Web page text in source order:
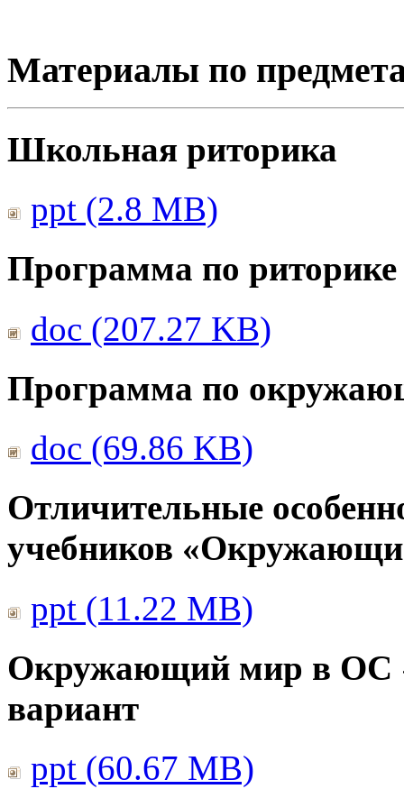
Материалы по
Школьная риторика
ppt (2.8 MB)
Программа по риторике
doc (207.27 KB)
Программа по
doc (69.86 KB)
Отличительные
учебников
ppt (11.22 MB)
Окружающий мир в ОС
вариант
ppt (60.67 MB)